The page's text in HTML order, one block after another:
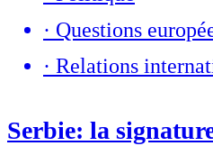
· Questions
· Relations
Serbie: la